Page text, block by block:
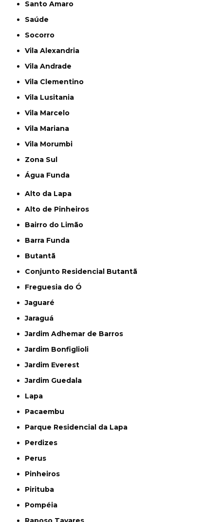
Santo Amaro
Saúde
Socorro
Vila Alexandria
Vila Andrade
Vila Clementino
Vila Lusitania
Vila Marcelo
Vila Mariana
Vila Morumbi
Zona Sul
Água Funda
Alto da Lapa
Alto de Pinheiros
Bairro do Limão
Barra Funda
Butantã
Conjunto Residencial Butantã
Freguesia do Ó
Jaguaré
Jaraguá
Jardim Adhemar de Barros
Jardim Bonfiglioli
Jardim Everest
Jardim Guedala
Lapa
Pacaembu
Parque Residencial da Lapa
Perdizes
Perus
Pinheiros
Pirituba
Pompéia